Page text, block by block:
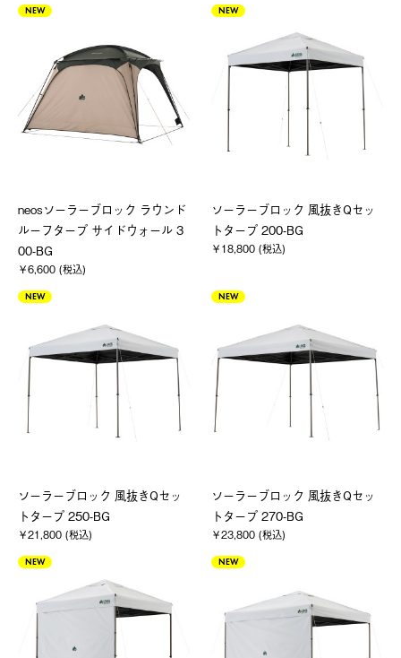
NEW
neosソーラーブロック ラウンド
ルーフタープ サイドウォール 3
00-BG
￥6,600 (税込)
NEW
ソーラーブロック 風抜きQセッ
トタープ 200-BG
￥18,800 (税込)
NEW
ソーラーブロック 風抜きQセッ
トタープ 250-BG
￥21,800 (税込)
NEW
ソーラーブロック 風抜きQセッ
トタープ 270-BG
￥23,800 (税込)
NEW NEW